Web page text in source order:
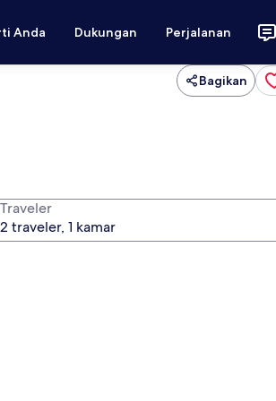
Anda Dukungan Perjalanan
Bagikan
Traveler